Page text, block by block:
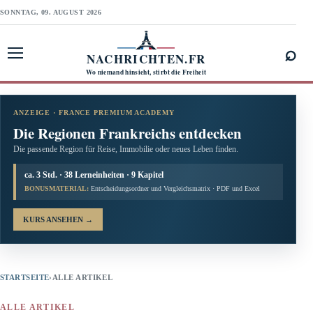
SONNTAG, 09. AUGUST 2026
NACHRICHTEN.FR
Wo niemand hinsieht, stirbt die Freiheit
⌕
ANZEIGE · FRANCE PREMIUM ACADEMY
Die Regionen Frankreichs entdecken
Die passende Region für Reise, Immobilie oder neues Leben finden.
ca. 3 Std. · 38 Lerneinheiten · 9 Kapitel
BONUSMATERIAL: Entscheidungsordner und Vergleichsmatrix · PDF und Excel
KURS ANSEHEN →
STARTSEITE› ALLE ARTIKEL
ALLE ARTIKEL